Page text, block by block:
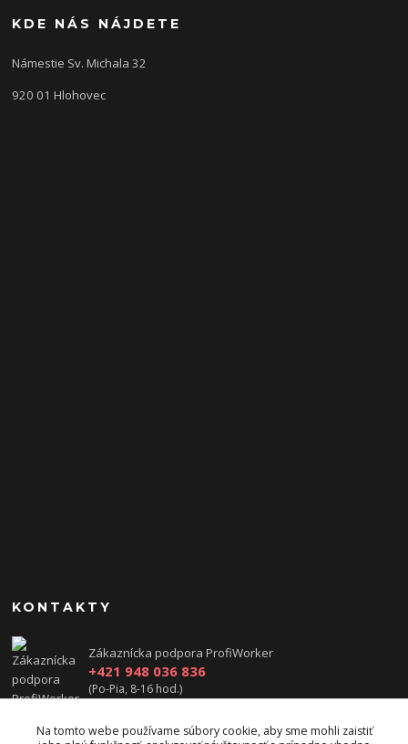
KDE NÁS NÁJDETE
Námestie Sv. Michala 32
920 01 Hlohovec
KONTAKTY
Zákaznícka podpora ProfiWorker
+421 948 036 836
(Po-Pia, 8-16 hod.)
obchod@cge-systems.sk
Na tomto webe používame súbory cookie, aby sme mohli zaistiť